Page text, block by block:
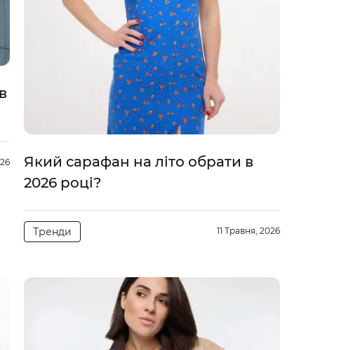
Який сарафан на літо обрати в
2026 році?
Тренди 11 Травня, 2026